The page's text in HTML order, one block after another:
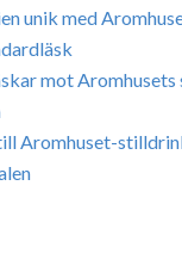
unik med
mot
Aromhuset-